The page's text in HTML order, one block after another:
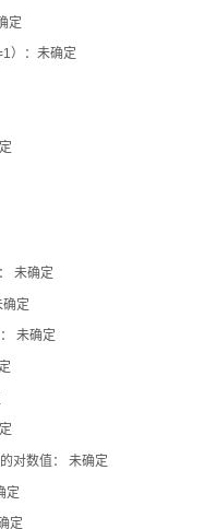
定
） ： 未确定
未确定
确定
未确定
对数值： 未确定
定
定